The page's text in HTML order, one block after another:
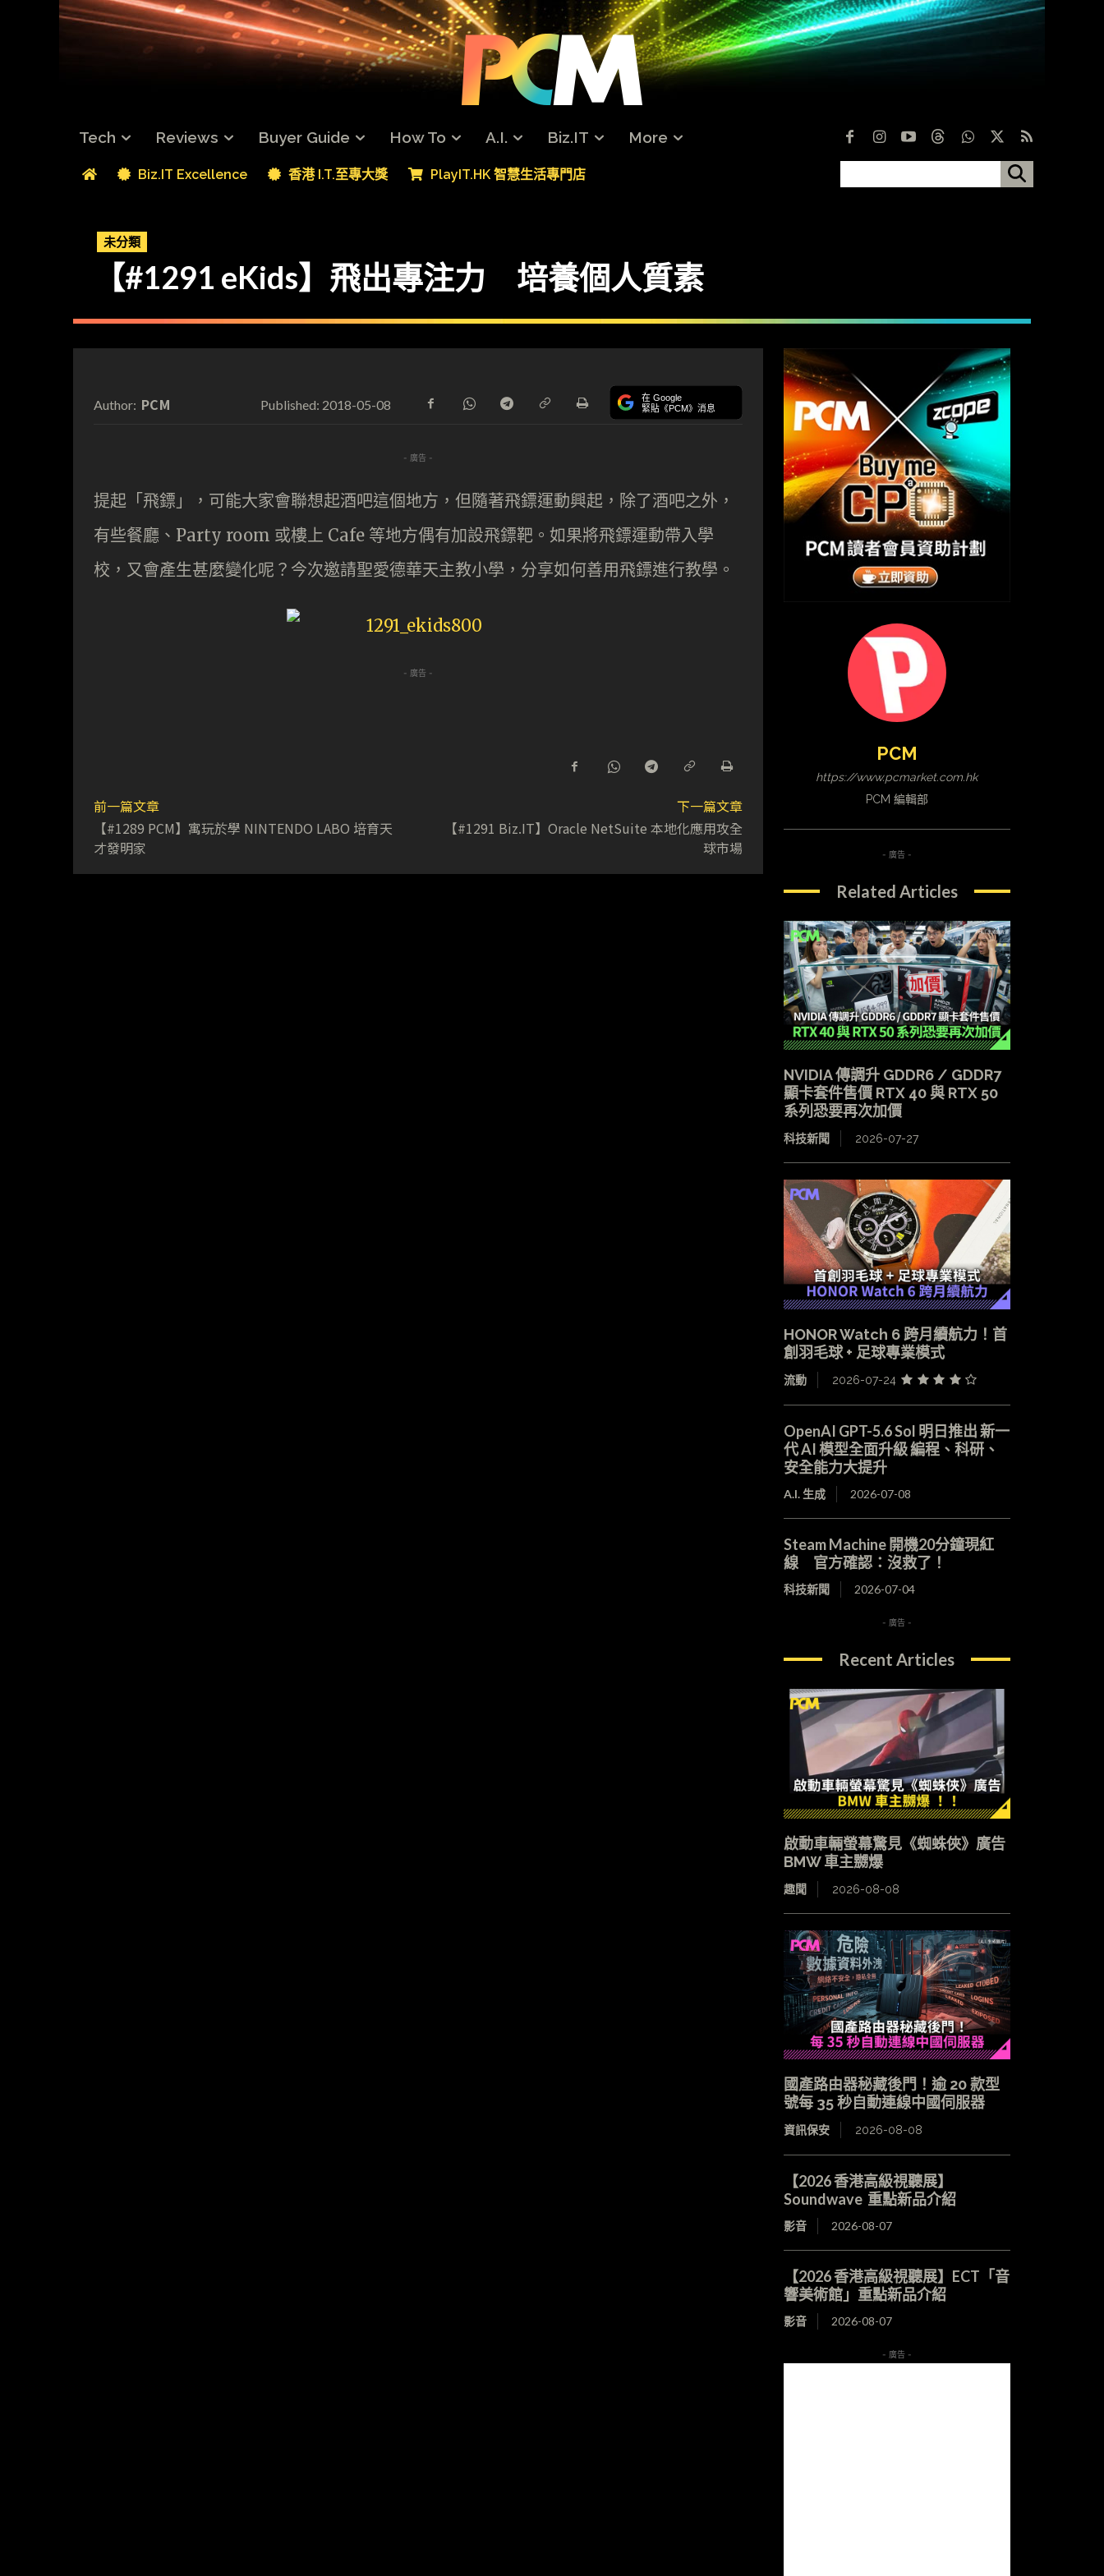
Tech Reviews Buyer Guide How To A.I. Biz.IT More
Biz.IT Excellence 香港 I.T.至專大獎 PlayIT.HK 智慧生活專門店
未分類
【#1291 eKids】飛出專注力 培養個人質素
Author: PCM Published: 2018-05-08 在 Google
緊貼《PCM》消息
- 廣告 -
提起「飛鏢」，可能大家會聯想起酒吧這個地方，但隨著飛鏢運動興起，除了酒吧之外，
有些餐廳、Party room 或樓上 Cafe 等地方偶有加設飛鏢靶。如果將飛鏢運動帶入學
校，又會產生甚麼變化呢？今次邀請聖愛德華天主教小學，分享如何善用飛鏢進行教學。
- 廣告 -
前一篇文章
【#1289 PCM】寓玩於學 NINTENDO LABO 培育天
才發明家
下一篇文章
【#1291 Biz.IT】Oracle NetSuite 本地化應用攻全
球市場
PCM
https://www.pcmarket.com.hk
PCM 編輯部
- 廣告 -
Related Articles
NVIDIA 傳調升 GDDR6 / GDDR7
顯卡套件售價 RTX 40 與 RTX 50
系列恐要再次加價
科技新聞 2026-07-27
HONOR Watch 6 跨月續航力！首
創羽毛球 + 足球專業模式
流動 2026-07-24
OpenAI GPT-5.6 Sol 明日推出 新一
代 AI 模型全面升級 編程、科研、
安全能力大提升
A.I. 生成 2026-07-08
Steam Machine 開機20分鐘現紅
線 官方確認：沒救了！
科技新聞 2026-07-04
- 廣告 -
Recent Articles
啟動車輛螢幕驚見《蜘蛛俠》廣告
BMW 車主嬲爆
趣聞 2026-08-08
國產路由器秘藏後門！逾 20 款型
號每 35 秒自動連線中國伺服器
資訊保安 2026-08-08
【2026 香港高級視聽展】
Soundwave 重點新品介紹
影音 2026-08-07
【2026 香港高級視聽展】ECT「音
響美術館」重點新品介紹
影音 2026-08-07
- 廣告 -